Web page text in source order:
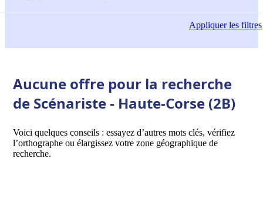
Appliquerles filtres
Aucune offre pour la recherche
de Scénariste - Haute-Corse (2B)
Voici quelques conseils : essayez d’autres mots clés, vérifiez
l’orthographe ou élargissez votre zone géographique de
recherche.